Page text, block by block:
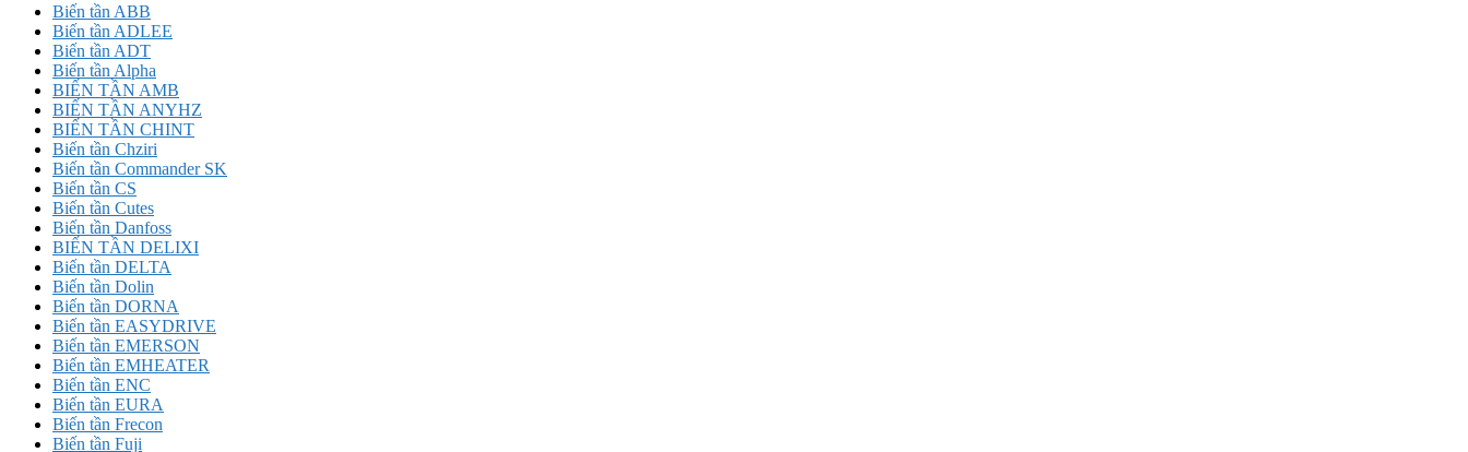
Biến tần ABB
Biến tần ADLEE
Biến tần ADT
Biến tần Alpha
BIẾN TẦN AMB
BIẾN TẦN ANYHZ
BIẾN TẦN CHINT
Biến tần Chziri
Biến tần Commander SK
Biến tần CS
Biến tần Cutes
Biến tần Danfoss
BIẾN TẦN DELIXI
Biến tần DELTA
Biến tần Dolin
Biến tần DORNA
Biến tần EASYDRIVE
Biến tần EMERSON
Biến tần EMHEATER
Biến tần ENC
Biến tần EURA
Biến tần Frecon
Biến tần Fuji